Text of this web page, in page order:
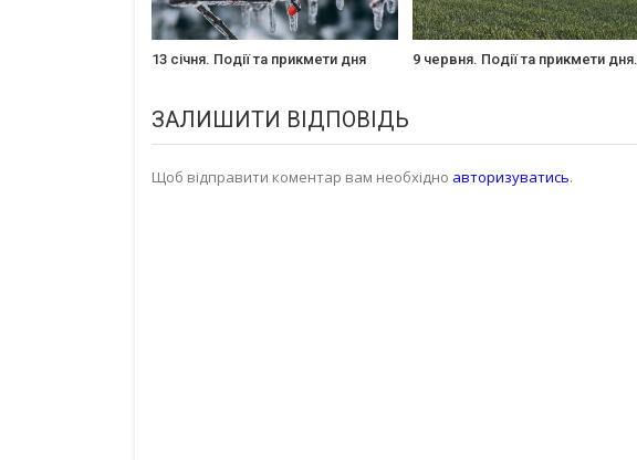
13 січня. Події та прикмети дня 9 червня. Події та прикмети дня.
ЗАЛИШИТИ ВІДПОВІДЬ
Щоб відправити коментар вам необхідно авторизуватись.